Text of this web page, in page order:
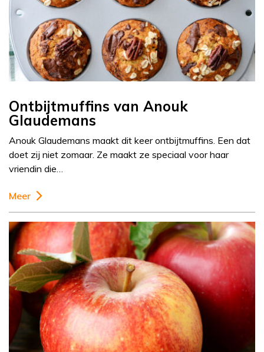
Ontbijtmuffins van Anouk
Glaudemans
Anouk Glaudemans maakt dit keer ontbijtmuffins. Een dat
doet zij niet zomaar. Ze maakt ze speciaal voor haar
vriendin die…
Meer